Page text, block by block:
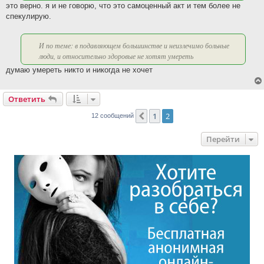
это верно. я и не говорю, что это самоценный акт и тем более не
спекулирую.
И по теме: в подавляющем большинстве и неизлечимо больные
люди, и относительно здоровые не хотят умереть
думаю умереть никто и никогда не хочет
Ответить
12 сообщений Пред.
1 2
Перейти